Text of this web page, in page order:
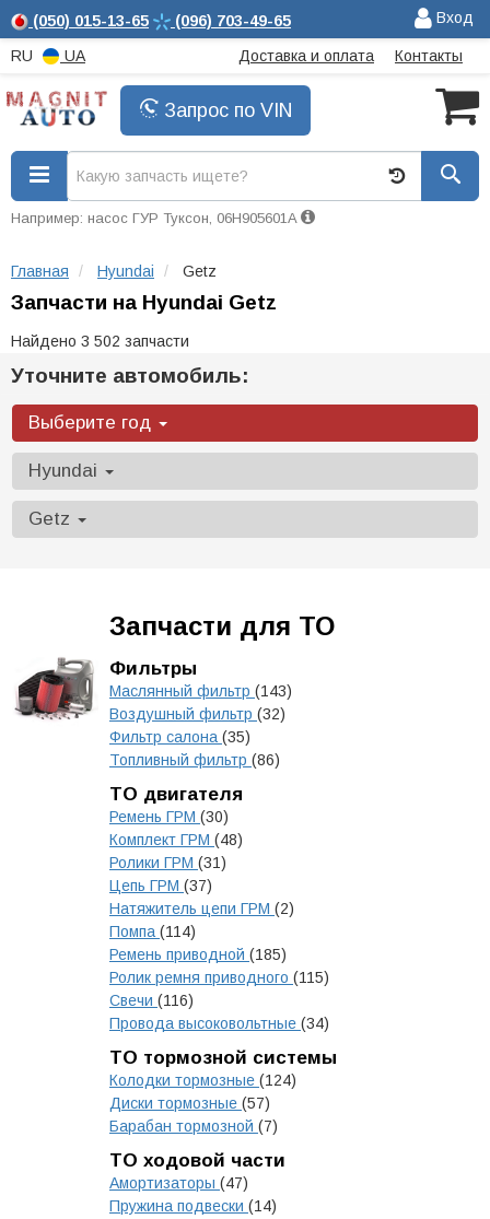
(050) 015-13-65 (096) 703-49-65 Вход
RU UA Доставка и оплата Контакты
Запрос по VIN
Например: насос ГУР Туксон, 06H905601A
Главная Hyundai Getz
Запчасти на Hyundai Getz
Найдено 3 502 запчасти
Уточните автомобиль:
Выберите год
Hyundai
Getz
Запчасти для ТО
Фильтры
Маслянный фильтр (143)
Воздушный фильтр (32)
Фильтр салона (35)
Топливный фильтр (86)
ТО двигателя
Ремень ГРМ (30)
Комплект ГРМ (48)
Ролики ГРМ (31)
Цепь ГРМ (37)
Натяжитель цепи ГРМ (2)
Помпа (114)
Ремень приводной (185)
Ролик ремня приводного (115)
Свечи (116)
Провода высоковольтные (34)
ТО тормозной системы
Колодки тормозные (124)
Диски тормозные (57)
Барабан тормозной (7)
ТО ходовой части
Амортизаторы (47)
Пружина подвески (14)